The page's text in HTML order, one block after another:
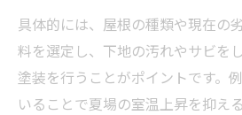
屋根塗装の失敗事例か
屋根塗装で後悔しない
屋根塗装業者の選び方と
具体的には、屋根の種類や現在の
料を選定し、下地の汚れやサビを
塗装を行うことがポイントです。
いることで夏場の室温上昇を抑え